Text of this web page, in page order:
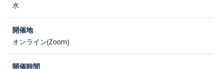
水
オンライン(Zoom)